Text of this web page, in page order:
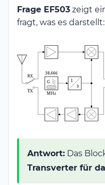
Frage EF503 zeigt
fragt, was es darstellt:
Antwort: Das
Transverter für